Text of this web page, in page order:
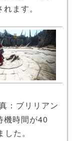
ます。
：ブリリアン
機時間が40
た。